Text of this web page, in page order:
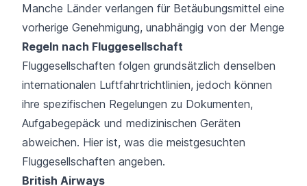
Manche Länder verlangen für Betäubungsmittel eine
vorherige Genehmigung, unabhängig von der Menge
Regeln nach Fluggesellschaft
Fluggesellschaften folgen grundsätzlich denselben
internationalen Luftfahrtrichtlinien, jedoch können
ihre spezifischen Regelungen zu Dokumenten,
Aufgabegepäck und medizinischen Geräten
abweichen. Hier ist, was die meistgesuchten
Fluggesellschaften angeben.
British Airways